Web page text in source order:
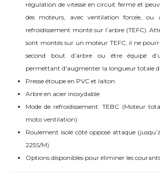
régulation de vitesse en circuit fermé et
des moteurs, avec ventilation forcée, ou
refroidissement monté sur l’arbre (TEFC).
sont montés sur un moteur TEFC, il ne
second bout d’arbre ou être équipé
permettant d'augmenter la longueur totale
Presse étoupe en PVC et laiton
Arbre en acier inoxydable
Mode de refroidissement: TEBC (Moteur
moto ventilation)
Roulement isolé côté opposé attaque
225S/M)
Options disponibles pour éliminer les